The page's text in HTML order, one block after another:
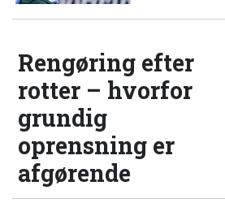
Rengøring efter
rotter – hvorfor
grundig
oprensning er
afgørende